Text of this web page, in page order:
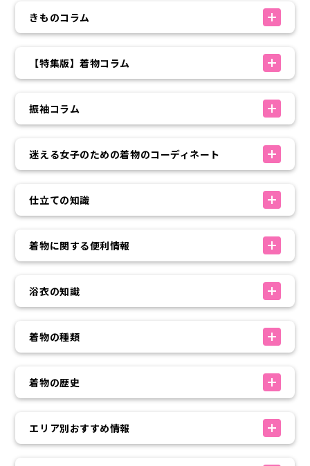
きものコラム
【特集版】着物コラム
振袖コラム
迷える女子のための着物のコーディネート
仕立ての知識
着物に関する便利情報
浴衣の知識
着物の種類
着物の歴史
エリア別おすすめ情報